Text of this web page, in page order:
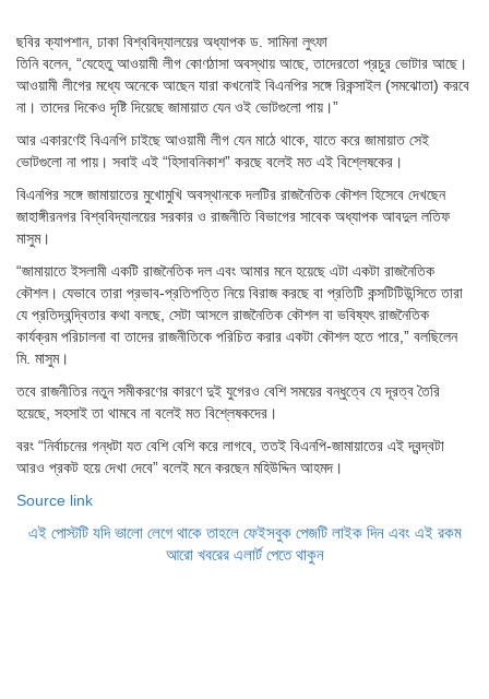
ছবির ক্যাপশান, ঢাকা বিশ্ববিদ্যালয়ের অধ্যাপক ড. সামিনা লুৎফা
তিনি বলেন, “যেহেতু আওয়ামী লীগ কোণঠাসা অবস্থায় আছে, তাদেরতো প্রচুর ভোটার আছে।
আওয়ামী লীগের মধ্যে অনেকে আছেন যারা কখনোই বিএনপির সঙ্গে রিকন্সাইল (সমঝোতা) করবে
না। তাদের দিকেও দৃষ্টি দিয়েছে জামায়াত যেন ওই ভোটগুলো পায়।”
আর একারণেই বিএনপি চাইছে আওয়ামী লীগ যেন মাঠে থাকে, যাতে করে জামায়াত সেই
ভোটগুলো না পায়। সবাই এই “হিসাবনিকাশ” করছে বলেই মত এই বিশ্লেষকের।
বিএনপির সঙ্গে জামায়াতের মুখোমুখি অবস্থানকে দলটির রাজনৈতিক কৌশল হিসেবে দেখছেন
জাহাঙ্গীরনগর বিশ্ববিদ্যালয়ের সরকার ও রাজনীতি বিভাগের সাবেক অধ্যাপক আবদুল লতিফ
মাসুম।
“জামায়াতে ইসলামী একটি রাজনৈতিক দল এবং আমার মনে হয়েছে এটা একটা রাজনৈতিক
কৌশল। যেভাবে তারা প্রভাব-প্রতিপত্তি নিয়ে বিরাজ করছে বা প্রতিটি কন্সটিটিউন্সিতে তারা
যে প্রতিদ্বন্দ্বিতার কথা বলছে, সেটা আসলে রাজনৈতিক কৌশল বা ভবিষ্যৎ রাজনৈতিক
কার্যক্রম পরিচালনা বা তাদের রাজনীতিকে পরিচিত করার একটা কৌশল হতে পারে,” বলছিলেন
মি. মাসুম।
তবে রাজনীতির নতুন সমীকরণের কারণে দুই যুগেরও বেশি সময়ের বন্ধুত্বে যে দূরত্ব তৈরি
হয়েছে, সহসাই তা থামবে না বলেই মত বিশ্লেষকদের।
বরং “নির্বাচনের গন্ধটা যত বেশি বেশি করে লাগবে, ততই বিএনপি-জামায়াতের এই দ্বন্দ্বটা
আরও প্রকট হয়ে দেখা দেবে” বলেই মনে করছেন মহিউদ্দিন আহমদ।
Source link
এই পোস্টটি যদি ভালো লেগে থাকে তাহলে ফেইসবুক পেজটি লাইক দিন এবং এই রকম
আরো খবরের এলার্ট পেতে থাকুন